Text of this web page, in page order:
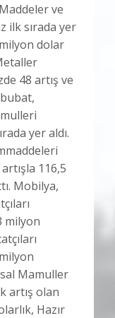
ve
ilk sırada yer
dolar
48 artış ve
yer aldı.
116,5
Mobilya,
milyon
Mamuller
artış olan
Hazır